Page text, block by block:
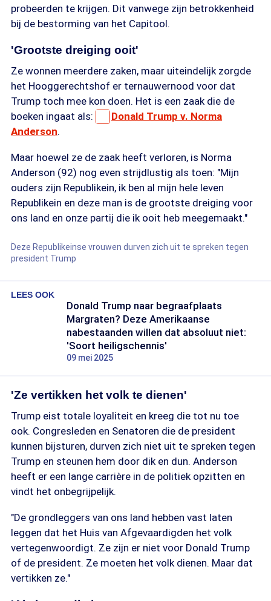
probeerden te krijgen. Dit vanwege zijn betrokkenheid
bij de bestorming van het Capitool.
'Grootste dreiging ooit'
Ze wonnen meerdere zaken, maar uiteindelijk zorgde
het Hooggerechtshof er ternauwernood voor dat
Trump toch mee kon doen. Het is een zaak die de
boeken ingaat als:
Donald Trump v. Norma
Anderson.
Maar hoewel ze de zaak heeft verloren, is Norma
Anderson (92) nog even strijdlustig als toen: "Mijn
ouders zijn Republikein, ik ben al mijn hele leven
Republikein en deze man is de grootste dreiging voor
ons land en onze partij die ik ooit heb meegemaakt."
Deze Republikeinse vrouwen durven zich uit te spreken tegen
president Trump
LEES OOK
Donald Trump naar begraafplaats
Margraten? Deze Amerikaanse
nabestaanden willen dat absoluut niet:
'Soort heiligschennis'
09 mei 2025
'Ze vertikken het volk te dienen'
Trump eist totale loyaliteit en kreeg die tot nu toe
ook. Congresleden en Senatoren die de president
kunnen bijsturen, durven zich niet uit te spreken tegen
Trump en steunen hem door dik en dun. Anderson
heeft er een lange carrière in de politiek opzitten en
vindt het onbegrijpelijk.
"De grondleggers van ons land hebben vast laten
leggen dat het Huis van Afgevaardigden het volk
vertegenwoordigt. Ze zijn er niet voor Donald Trump
of de president. Ze moeten het volk dienen. Maar dat
vertikken ze."